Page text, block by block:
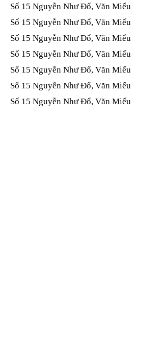
Số 15 Nguyễn Như Đổ, Văn Miếu​​​​
Số 15 Nguyễn Như Đổ, Văn Miếu​​​​
Số 15 Nguyễn Như Đổ, Văn Miếu​​​​
Số 15 Nguyễn Như Đổ, Văn Miếu​​​​
Số 15 Nguyễn Như Đổ, Văn Miếu​​​​
Số 15 Nguyễn Như Đổ, Văn Miếu​​​​
Số 15 Nguyễn Như Đổ, Văn Miếu​​​​